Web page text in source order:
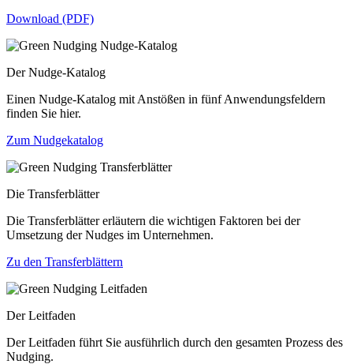
Download (PDF)
Der Nudge-Katalog
Einen Nudge-Katalog mit Anstößen in fünf Anwendungsfeldern
finden Sie hier.
Zum Nudgekatalog
Die Transferblätter
Die Transferblätter erläutern die wichtigen Faktoren bei der
Umsetzung der Nudges im Unternehmen.
Zu den Transferblättern
Der Leitfaden
Der Leitfaden führt Sie ausführlich durch den gesamten Prozess des
Nudging.